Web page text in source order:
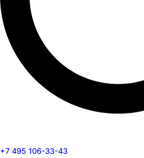
+7 495 106-33-43